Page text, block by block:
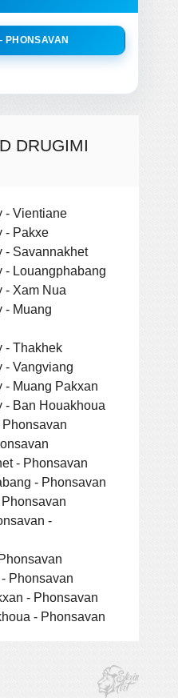
PHONSAVAN
DRUGIMI
- Vientiane
- Pakxe
- Savannakhet
- Louangphabang
- Xam Nua
- Muang
- Thakhek
- Vangviang
- Muang Pakxan
- Ban Houakhoua
- Phonsavan
- Phonsavan
-
Phonsavan
- Phonsavan
- Phonsavan